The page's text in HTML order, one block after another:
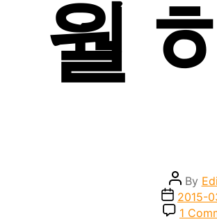
월
Post
author
By
Post
date
2015-
1